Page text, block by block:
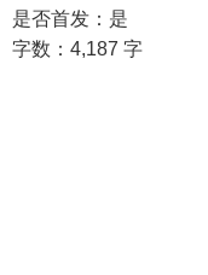
是否首发：是
字数：4,187 字
＊＊＊
第四十
＊＊＊